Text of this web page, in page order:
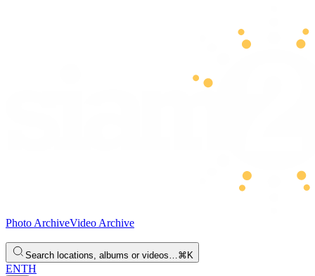
Photo ArchiveVideo Archive
Search locations, albums or videos…⌘K
ENTH